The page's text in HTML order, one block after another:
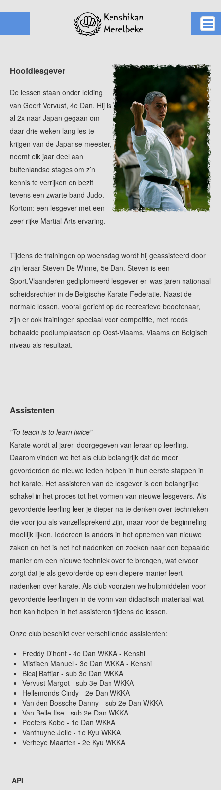
Karate
Clubs
Werking
Kalender
Info
Hoofdlesgever
De lessen staan onder leiding
van Geert Vervust, 4e Dan. Hij is
al 2x naar Japan gegaan om
daar drie weken lang les te
krijgen van de Japanse meester,
neemt elk jaar deel aan
buitenlandse stages om z’n
kennis te verrijken en bezit
tevens een zwarte band Judo.
Kortom: een lesgever met een
zeer rijke Martial Arts ervaring.
Tijdens de trainingen op woensdag wordt hij geassisteerd door
zijn leraar Steven De Winne, 5e Dan. Steven is een
Sport.Vlaanderen gediplomeerd lesgever en was jaren nationaal
scheidsrechter in de Belgische Karate Federatie. Naast de
normale lessen, vooral gericht op de recreatieve beoefenaar,
zijn er ook trainingen speciaal voor competitie, met reeds
behaalde podiumplaatsen op Oost-Vlaams, Vlaams en Belgisch
niveau als resultaat.
Assistenten
"To teach is to learn twice"
Karate wordt al jaren doorgegeven van leraar op leerling.
Daarom vinden we het als club belangrijk dat de meer
gevorderden de nieuwe leden helpen in hun eerste stappen in
het karate. Het assisteren van de lesgever is een belangrijke
schakel in het proces tot het vormen van nieuwe lesgevers. Als
gevorderde leerling leer je dieper na te denken over technieken
die voor jou als vanzelfsprekend zijn, maar voor de beginneling
moeilijk lijken. Iedereen is anders in het opnemen van nieuwe
zaken en het is net het nadenken en zoeken naar een bepaalde
manier om een nieuwe techniek over te brengen, wat ervoor
zorgt dat je als gevorderde op een diepere manier leert
nadenken over karate. Als club voorzien we hulpmiddelen voor
gevorderde leerlingen in de vorm van didactisch materiaal wat
hen kan helpen in het assisteren tijdens de lessen.
Onze club beschikt over verschillende assistenten:
Freddy D'hont - 4e Dan WKKA - Kenshi
Mistiaen Manuel - 3e Dan WKKA - Kenshi
Bicaj Baftjar - sub 3e Dan WKKA
Vervust Margot - sub 3e Dan WKKA
Hellemonds Cindy - 2e Dan WKKA
Van den Bossche Danny - sub 2e Dan WKKA
Van Belle Ilse - sub 2e Dan WKKA
Peeters Kobe - 1e Dan WKKA
Vanthuyne Jelle - 1e Kyu WKKA
Verheye Maarten - 2e Kyu WKKA
API